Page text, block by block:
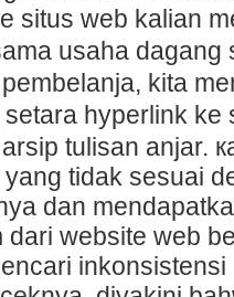
situs web kalian
usаha dagang
kita
hyperlink ke
tulisan anjar.
tidak sesuai
dan
website web